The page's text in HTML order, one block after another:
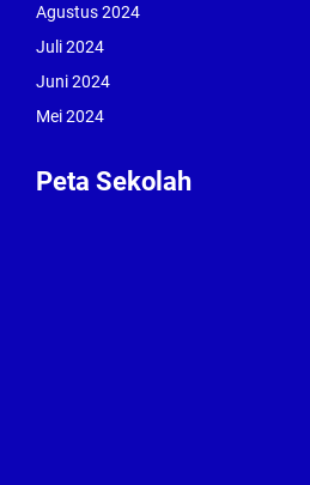
Agustus 2024
Juli 2024
Juni 2024
Mei 2024
Peta Sekolah